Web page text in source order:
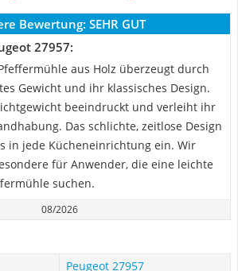
Bewertung: SEHR GUT
27957:
aus Holz überzeugt durch
Gewicht und ihr klassisches Design.
beeindruckt und verleiht ihr
Das schlichte, zeitlose Design
in jede Kücheneinrichtung ein. Wir
für Anwender, die eine leichte
suchen.
08/2026
Peugeot 27957